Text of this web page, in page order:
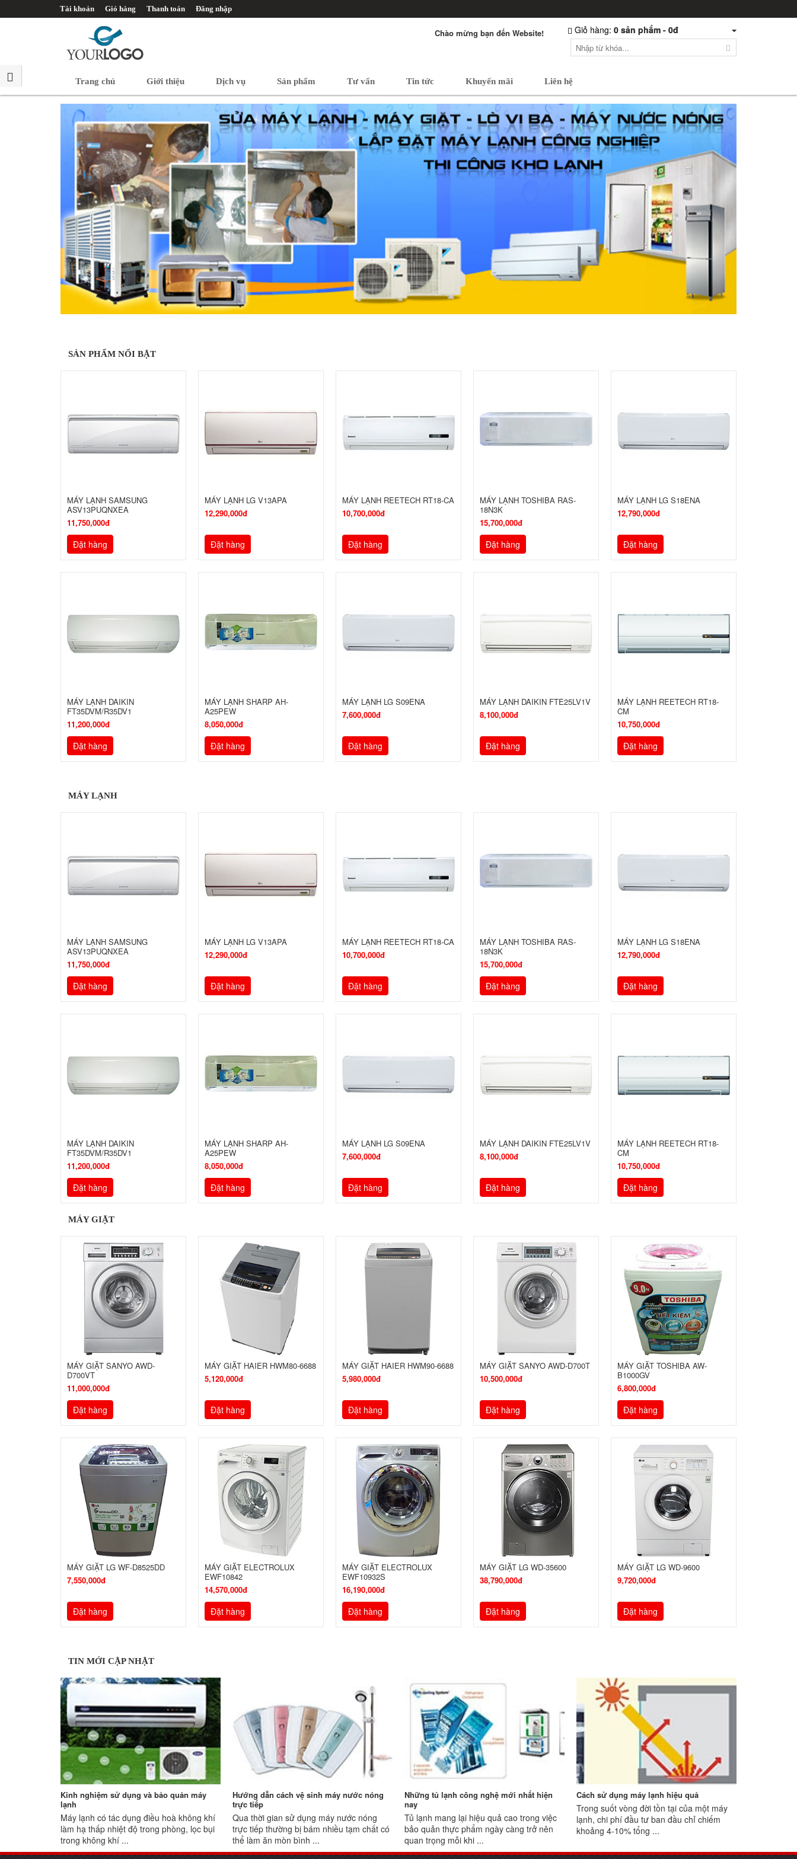
Tài khoản Giỏ hàng Thanh toán Đăng nhập
Giỏ hàng: 0 sản phẩm - 0đ
Chào mừng bạn đến Website! Giỏ hàng: 0 sản phẩm - 0đ
Trang chủ Giới thiệu Dịch vụ Sản phẩm Tư vấn Tin tức Khuyến mãi Liên hệ
SẢN PHẨM NỔI BẬT
MÁY LẠNH SAMSUNG
ASV13PUQNXEA
11,750,000đ
Đặt hàng
MÁY LẠNH LG V13APA
12,290,000đ
Đặt hàng
MÁY LẠNH REETECH RT18-CA
10,700,000đ
Đặt hàng
MÁY LẠNH TOSHIBA RAS-
18N3K
15,700,000đ
Đặt hàng
MÁY LẠNH LG S18ENA
12,790,000đ
Đặt hàng
MÁY LẠNH DAIKIN
FT35DVM/R35DV1
11,200,000đ
Đặt hàng
MÁY LẠNH SHARP AH-
A25PEW
8,050,000đ
Đặt hàng
MÁY LẠNH LG S09ENA
7,600,000đ
Đặt hàng
MÁY LẠNH DAIKIN FTE25LV1V
8,100,000đ
Đặt hàng
MÁY LẠNH REETECH RT18-
CM
10,750,000đ
Đặt hàng
MÁY LẠNH
MÁY LẠNH SAMSUNG
ASV13PUQNXEA
11,750,000đ
Đặt hàng
MÁY LẠNH LG V13APA
12,290,000đ
Đặt hàng
MÁY LẠNH REETECH RT18-CA
10,700,000đ
Đặt hàng
MÁY LẠNH TOSHIBA RAS-
18N3K
15,700,000đ
Đặt hàng
MÁY LẠNH LG S18ENA
12,790,000đ
Đặt hàng
MÁY LẠNH DAIKIN
FT35DVM/R35DV1
11,200,000đ
Đặt hàng
MÁY LẠNH SHARP AH-
A25PEW
8,050,000đ
Đặt hàng
MÁY LẠNH LG S09ENA
7,600,000đ
Đặt hàng
MÁY LẠNH DAIKIN FTE25LV1V
8,100,000đ
Đặt hàng
MÁY LẠNH REETECH RT18-
CM
10,750,000đ
Đặt hàng
MÁY GIẶT
MÁY GIẶT SANYO AWD-
D700VT
11,000,000đ
Đặt hàng
MÁY GIẶT HAIER HWM80-6688
5,120,000đ
Đặt hàng
MÁY GIẶT HAIER HWM90-6688
5,980,000đ
Đặt hàng
MÁY GIẶT SANYO AWD-D700T
10,500,000đ
Đặt hàng
MÁY GIẶT TOSHIBA AW-
B1000GV
6,800,000đ
Đặt hàng
MÁY GIẶT LG WF-D8525DD
7,550,000đ
Đặt hàng
MÁY GIẶT ELECTROLUX
EWF10842
14,570,000đ
Đặt hàng
MÁY GIẶT ELECTROLUX
EWF10932S
16,190,000đ
Đặt hàng
MÁY GIẶT LG WD-35600
38,790,000đ
Đặt hàng
MÁY GIẶT LG WD-9600
9,720,000đ
Đặt hàng
TIN MỚI CẬP NHẬT
Kinh nghiệm sử dụng và bảo quản máy
lạnh
Máy lạnh có tác dụng điều hoà không khí
làm hạ thấp nhiệt độ trong phòng, lọc bụi
trong không khí ...
Hướng dẫn cách vệ sinh máy nước nóng
trực tiếp
Qua thời gian sử dụng máy nước nóng
trực tiếp thường bị bám nhiều tạm chất có
thể làm ăn mòn bình ...
Những tủ lạnh công nghệ mới nhất hiện
nay
Tủ lạnh mang lại hiệu quả cao trong việc
bảo quản thực phẩm ngày càng trở nên
quan trọng mỗi khi ...
Cách sử dụng máy lạnh hiệu quả
Trong suốt vòng đời tồn tại của một máy
lạnh, chi phí đầu tư ban đầu chỉ chiếm
khoảng 4-10% tổng ...